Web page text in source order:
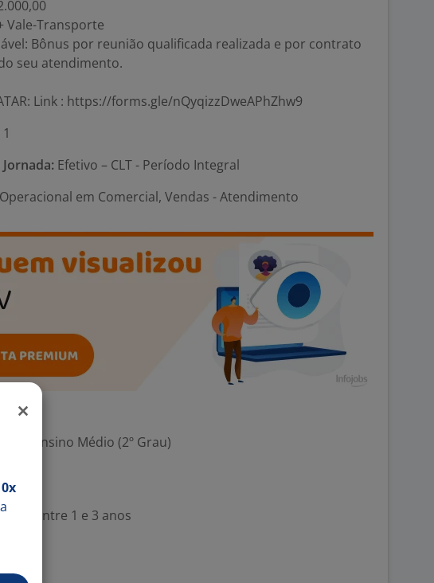
Vale-Transporte
Bônus por reunião qualificada realizada e por contrato
seu atendimento.
Link : https://forms.gle/nQyqizzDweAPhZhw9
1
Efetivo – CLT - Período Integral
Operacional em Comercial, Vendas - Atendimento
Ensino Médio (2º Grau)
Entre 1 e 3 anos